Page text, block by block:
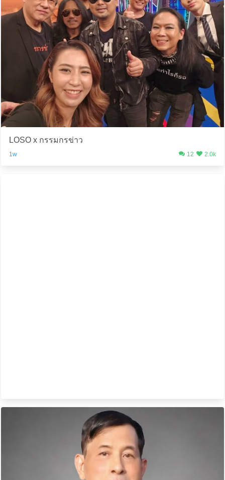
LOSO x กรรมกรข่าว
1w 12 2.0k